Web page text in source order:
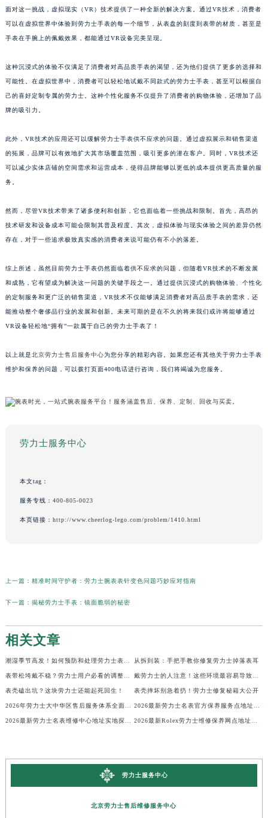
面对这一挑战，虚拟现实（VR）技术提供了一种全新的解决方案。通过VR技术，消费者
可以在虚拟世界中体验到劳力士手表的每一个细节，从表盘的刻度到表带的材质，甚至是
手表在手腕上的佩戴效果，都能通过VR设备完美呈现。
这种沉浸式的体验不仅满足了消费者对高品质手表的渴望，还为他们提供了更多的选择和
可能性。在虚拟世界中，消费者可以轻松地试戴不同款式的劳力士手表，甚至可以根据自
己的喜好定制专属的劳力士。这种个性化服务不仅提升了消费者的购物体验，还增加了品
牌的吸引力。
此外，VR技术的应用还可以缓解劳力士手表供不应求的问题。通过虚拟展示和销售渠道
的拓展，品牌可以有效地扩大其市场覆盖范围，吸引更多的潜在客户。同时，VR技术还
可以减少实体店铺的空间需求和运营成本，使得品牌能够以更低的成本提供更高质量的服
务。
然而，尽管VR技术带来了诸多便利和创新，它也面临着一些挑战和限制。首先，高昂的
技术研发和设备成本可能会限制其普及程度。其次，虚拟体验与现实体验之间的差异仍然
存在，对于一些追求极致真实感的消费者来说可能仍有不小的落差。
综上所述，虽然目前劳力士手表仍然面临着供不应求的问题，但随着VR技术的不断发展
和成熟，它有望成为解决这一问题的关键手段之一。通过提供沉浸式的购物体验、个性化
的定制服务和更广泛的销售渠道，VR技术不仅能够满足消费者对高品质手表的需求，还
能推动整个奢侈品行业的发展和创新。未来可期的是在不久的将来我们或许将能够通过
VR设备轻松地“拥有”一款属于自己的劳力士手表了！
以上就是北京劳力士售后服务中心为您分享的精彩内容。如果您还有其他关于劳力士手表
维护和保养的问题，可以拨打页面400电话进行咨询，我们将竭诚为您服务。
劳力士服务中心
本文tag：
服务专线： 400-805-0023
本页链接： http://www.cheerlog-lego.com/problem/1410.html
上一篇： 精准时间守护者：劳力士腕表表针变色问题巧妙应对指南
下一篇： 揭秘劳力士手表：镜面脆弱的秘密
相关文章
从拆到装：手把手教你修复劳力士掉落表耳
表壳磕出坑？这块劳力士还能起死回生！ 表壳摔坏别急着扔！劳力士修复秘籍大公开
劳力士服务中心
北京劳力士售后维修服务中心